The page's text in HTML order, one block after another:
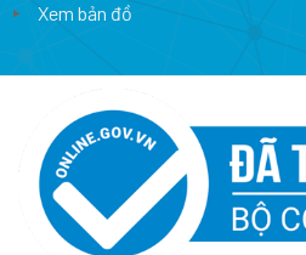
Xem bản đồ